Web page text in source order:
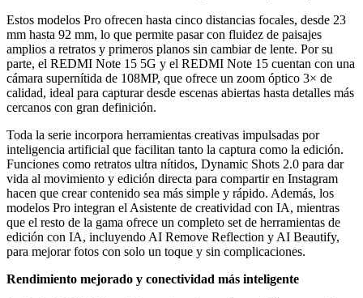
Estos modelos Pro ofrecen hasta cinco distancias focales, desde 23
mm hasta 92 mm, lo que permite pasar con fluidez de paisajes
amplios a retratos y primeros planos sin cambiar de lente. Por su
parte, el REDMI Note 15 5G y el REDMI Note 15 cuentan con una
cámara supernítida de 108MP, que ofrece un zoom óptico 3× de
calidad, ideal para capturar desde escenas abiertas hasta detalles más
cercanos con gran definición.
Toda la serie incorpora herramientas creativas impulsadas por
inteligencia artificial que facilitan tanto la captura como la edición.
Funciones como retratos ultra nítidos, Dynamic Shots 2.0 para dar
vida al movimiento y edición directa para compartir en Instagram
hacen que crear contenido sea más simple y rápido. Además, los
modelos Pro integran el Asistente de creatividad con IA, mientras
que el resto de la gama ofrece un completo set de herramientas de
edición con IA, incluyendo AI Remove Reflection y AI Beautify,
para mejorar fotos con solo un toque y sin complicaciones.
Rendimiento mejorado y conectividad más inteligente